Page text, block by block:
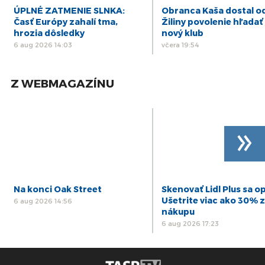
ÚPLNÉ ZATMENIE SLNKA:
Časť Európy zahalí tma,
hrozia dôsledky
6 aug 2026 14:03
Obranca Kaša dostal
Žiliny povolenie hľadať
nový klub
včera 19:54
Z WEBMAGAZÍNU
Na konci Oak Street
6 aug 2026 14:56
Skenovať Lidl Plus sa
Ušetrite viac ako 30% z
nákupu
6 aug 2026 17:23
»